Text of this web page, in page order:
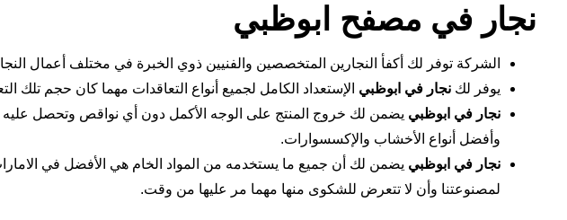
نجار في مصفح ابوظبي
الشركة توفر لك أكفأ النجارين المتخصصين والفنيين ذوي الخبرة في مختلف أعمال
يوفر لك نجار في ابوظبي الإستعداد الكامل لجميع أنواع التعاقدات مهما كان حجم تلك
نجار في ابوظبي يضمن لك خروج المنتج على الوجه الأكمل دون أي نواقص وتحصل عليه
وأفضل أنواع الأخشاب والإكسسوارات.
نجار في ابوظبي يضمن لك أن جميع ما يستخدمه من المواد الخام هي الأفضل في
لمصنوعتنا وأن لا تتعرض للشكوى منها مهما مر عليها من وقت.